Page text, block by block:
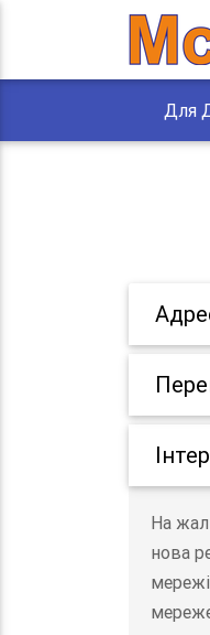
Для
На
нова